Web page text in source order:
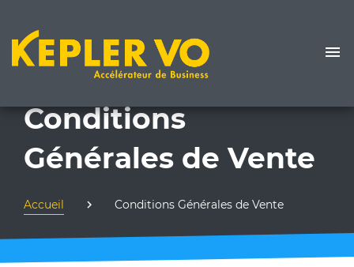
Conditions
Générales de Vente
Accueil Conditions Générales de Vente